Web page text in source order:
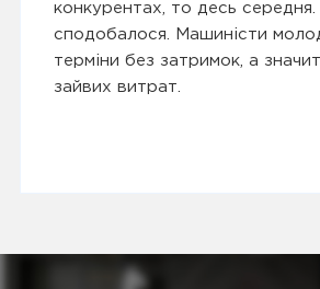
конкурентах, то десь
сподобалося. Машиністи
терміни без затримок, а
зайвих витрат.